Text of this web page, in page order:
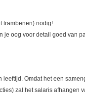
trambenen) nodig!
je oog voor detail goed van
Omdat het een
zal het salaris afhangen